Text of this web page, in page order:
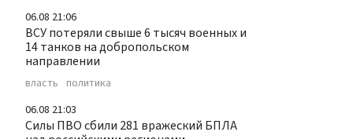
06.08 21:06
ВСУ потеряли свыше 6 тысяч военных и
14 танков на добропольском
направлении
власть политика
06.08 21:03
Силы ПВО сбили 281 вражеский БПЛА